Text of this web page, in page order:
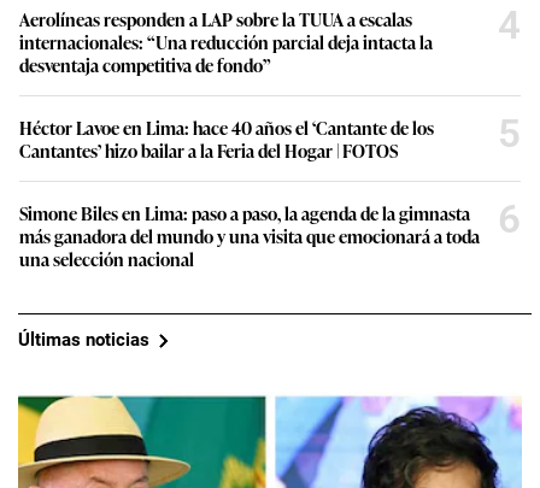
Aerolíneas responden a LAP sobre la TUUA a escalas
internacionales: “Una reducción parcial deja intacta la
desventaja competitiva de fondo”
4
Héctor Lavoe en Lima: hace 40 años el ‘Cantante de los
Cantantes’ hizo bailar a la Feria del Hogar | FOTOS
5
Simone Biles en Lima: paso a paso, la agenda de la gimnasta
más ganadora del mundo y una visita que emocionará a toda
una selección nacional
6
Últimas noticias